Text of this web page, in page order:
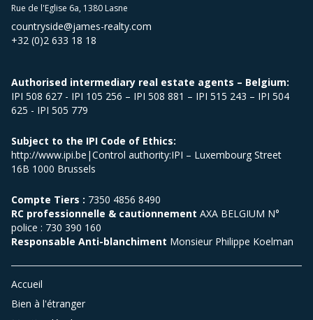
Rue de l'Eglise 6a, 1380 Lasne
countryside@james-realty.com
+32 (0)2 633 18 18
Authorised intermediary real estate agents – Belgium:
IPI 508 627 - IPI 105 256 – IPI 508 881 – IPI 515 243 – IPI 504
625 - IPI 505 779
Subject to the IPI Code of Ethics:
http://www.ipi.be|Control authority:IPI – Luxembourg Street
16B 1000 Brussels
Compte Tiers : 7350 4856 8490
RC professionnelle & cautionnement AXA BELGIUM N°
police : 730 390 160
Responsable Anti-blanchiment Monsieur Philippe Koelman
Accueil
Bien à l'étranger